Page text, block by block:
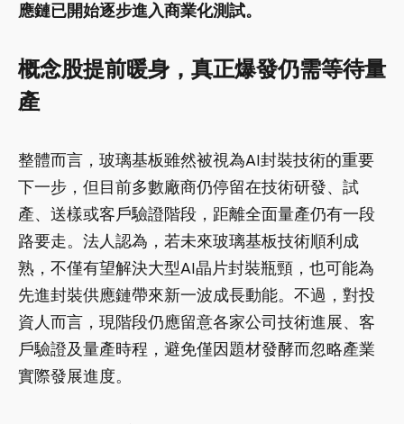
應鏈已開始逐步進入商業化測試。
概念股提前暖身，真正爆發仍需等待量
產
整體而言，玻璃基板雖然被視為AI封裝技術的重要
下一步，但目前多數廠商仍停留在技術研發、試
產、送樣或客戶驗證階段，距離全面量產仍有一段
路要走。法人認為，若未來玻璃基板技術順利成
熟，不僅有望解決大型AI晶片封裝瓶頸，也可能為
先進封裝供應鏈帶來新一波成長動能。不過，對投
資人而言，現階段仍應留意各家公司技術進展、客
戶驗證及量產時程，避免僅因題材發酵而忽略產業
實際發展進度。